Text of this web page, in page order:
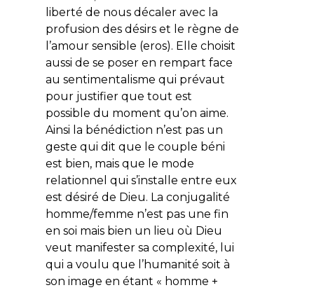
liberté de nous décaler avec la
profusion des désirs et le règne de
l’amour sensible (eros). Elle choisit
aussi de se poser en rempart face
au sentimentalisme qui prévaut
pour justifier que tout est
possible du moment qu’on aime.
Ainsi la bénédiction n’est pas un
geste qui dit que le couple béni
est bien, mais que le mode
relationnel qui s’installe entre eux
est désiré de Dieu. La conjugalité
homme/femme n’est pas une fin
en soi mais bien un lieu où Dieu
veut manifester sa complexité, lui
qui a voulu que l’humanité soit à
son image en étant « homme +